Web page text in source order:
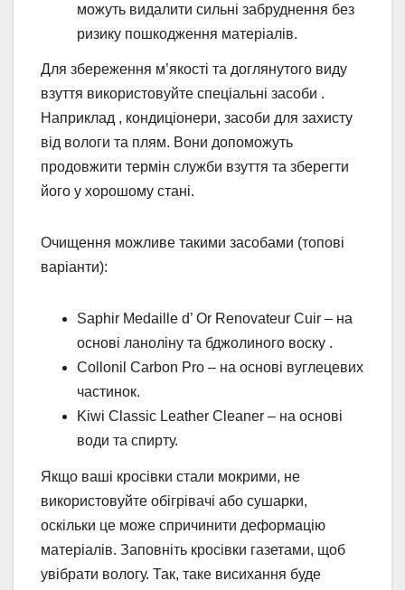
можуть видалити сильні забруднення без
ризику пошкодження матеріалів.
Для збереження м’якості та доглянутого виду
взуття використовуйте спеціальні засоби .
Наприклад , кондиціонери, засоби для захисту
від вологи та плям. Вони допоможуть
продовжити термін служби взуття та зберегти
його у хорошому стані.
Очищення можливе такими засобами (топові
варіанти):
Saphir Medaille d’ Or Renovateur Cuir – на
основі ланоліну та бджолиного воску .
Collonil Carbon Pro – на основі вуглецевих
частинок.
Kiwi Classic Leather Cleaner – на основі
води та спирту.
Якщо ваші кросівки стали мокрими, не
використовуйте обігрівачі або сушарки,
оскільки це може спричинити деформацію
матеріалів. Заповніть кросівки газетами, щоб
увібрати вологу. Так, таке висихання буде